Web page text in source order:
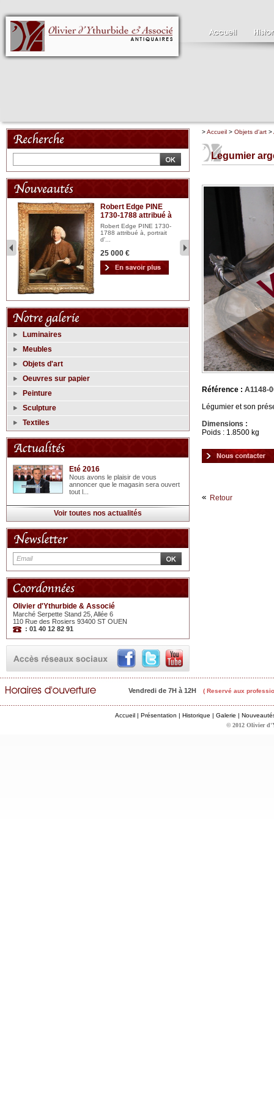
Robert Edge PINE
1730-1788 attribué à
Robert Edge PINE 1730-
1788 attribué à, portrait
d'...
25 000 € 2
Luminaires
Meubles
Objets d'art
Oeuvres sur papier
Peinture
Sculpture
Textiles
Eté 2016
Nous avons le plaisir de vous
annoncer que le magasin sera ouvert
tout l...
Voir toutes nos actualités
Olivier d'Ythurbide & Associé
Marché Serpette Stand 25, Allée 6
110 Rue des Rosiers 93400 ST OUEN
: 01 40 12 82 91
>Accueil > Objets d'art >
Legumier
Référence : A1148-
Légumier et son
Dimensions :
Poids : 1.8500 kg
Retour
Vendredi de 7H à 12H ( Reservé aux
Accueil | Présentation | Historique | Galerie |
© 2012 Olivier